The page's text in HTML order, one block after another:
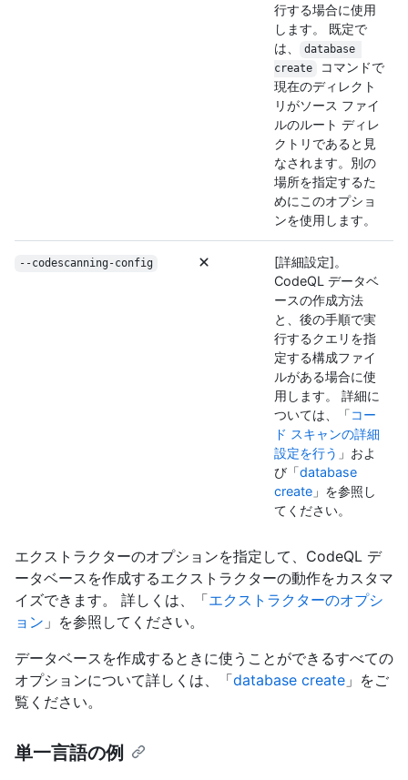
行する場合に使用
します。 既定で
は、
database
create
コマンドで
現在のディレクト
リがソース ファイ
ルのルート ディレ
クトリであると見
なされます。別の
場所を指定するた
めにこのオプショ
ンを使用します。
--codescanning-config
[詳細設定]。
CodeQL データベ
ースの作成方法
と、後の手順で実
行するクエリを指
定する構成ファイ
ルがある場合に使
用します。 詳細に
ついては、「コー
ド スキャンの詳細
設定を行う 」およ
び「database
create 」を参照し
てください。
エクストラクターのオプションを指定して、CodeQL デ
ータベースを作成するエクストラクターの動作をカスタマ
イズできます。 詳しくは、「エクストラクターのオプシ
ョン 」を参照してください。
データベースを作成するときに使うことができるすべての
オプションについて詳しくは、「database create 」をご
覧ください。
単一言語の例